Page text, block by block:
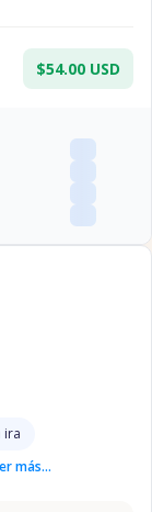
$54.00 USD
ira
más...